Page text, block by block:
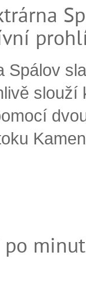
Spálov
slouží
po